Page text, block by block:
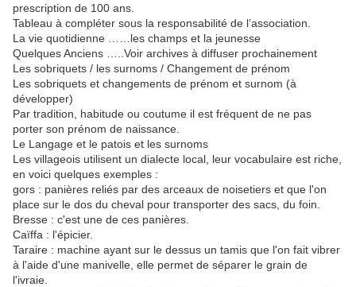
prescription de 100 ans.
Tableau à compléter sous la responsabilité de l’association.
La vie quotidienne ……les champs et la jeunesse
Quelques Anciens …..Voir archives à diffuser prochainement
Les sobriquets / les surnoms / Changement de prénom
Les sobriquets et changements de prénom et surnom (à
développer)
Par tradition, habitude ou coutume il est fréquent de ne pas
porter son prénom de naissance.
Le Langage et le patois et les surnoms
Les villageois utilisent un dialecte local, leur vocabulaire est riche,
en voici quelques exemples :
gors : panières reliés par des arceaux de noisetiers et que l'on
place sur le dos du cheval pour transporter des sacs, du foin.
Bresse : c'est une de ces panières.
Caïffa : l'épicier.
Taraire : machine ayant sur le dessus un tamis que l'on fait vibrer
à l'aide d'une manivelle, elle permet de séparer le grain de
l'ivraie.